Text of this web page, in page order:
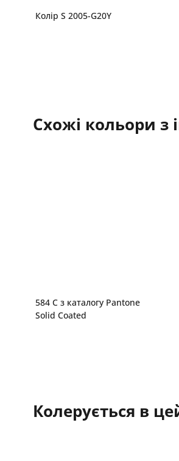
Колір S 2005-G20Y
Схожі кольори з
584 C з каталогу Pantone
Solid Coated
Колерується в